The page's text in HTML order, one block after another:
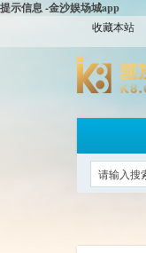
提示信息 -金沙娱场城app
收藏本站